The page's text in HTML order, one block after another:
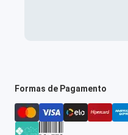
Formas de Pagamento